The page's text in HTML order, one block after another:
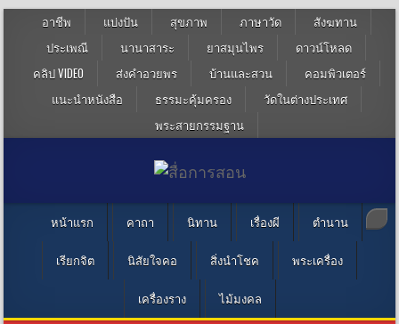
อาชีพ แบ่งปัน สุขภาพ ภาษาวัด
สังฆทาน
ประเพณี
นานาสาระ ยาสมุนไพร
ดาวน์โหลด
คลิป VIDEO
ส่งคำอวยพร บ้านและสวน
คอมพิวเตอร์
แนะนำหนังสือ
ธรรมะคุ้มครอง
วัดในต่างประเทศ
พระสายกรรมฐาน
หน้าแรก คาถา นิทาน เรื่องผี ตำนาน
เรียกจิต นิสัยใจคอ สิ่งนำโชค พระเครื่อง
เครื่องราง ไม้มงคล